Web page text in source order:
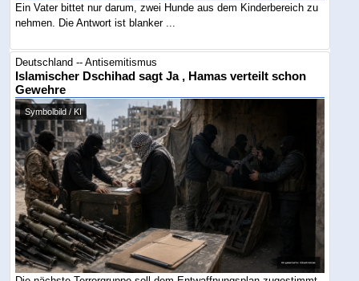
Ein Vater bittet nur darum, zwei Hunde aus dem Kinderbereich zu
nehmen. Die Antwort ist blanker ...
Deutschland -- Antisemitismus
Islamischer Dschihad sagt Ja , Hamas verteilt schon
Gewehre
Symbolbild / KI